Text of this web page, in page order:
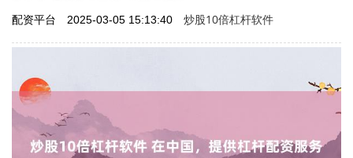
配资平台 2025-03-05 15:13:40 炒股10倍杠杆软件